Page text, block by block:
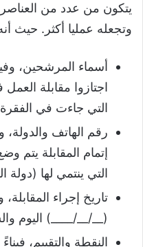
يتكون من عدد من
وتجعله عمليا أكثر. حيث
أسماء المرشحين،
اجتازوا مقابلة
التي جاءت في الفقرة
رقم الهاتف
إتمام المقابلة يتم
التي ينتمي لها (دولة
تاريخ إجراء
(__/__/____) اليوم
النقطة والتقييم،